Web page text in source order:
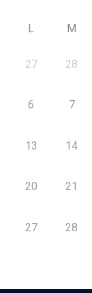
L M
27 28
6 7
13 14
20 21
27 28